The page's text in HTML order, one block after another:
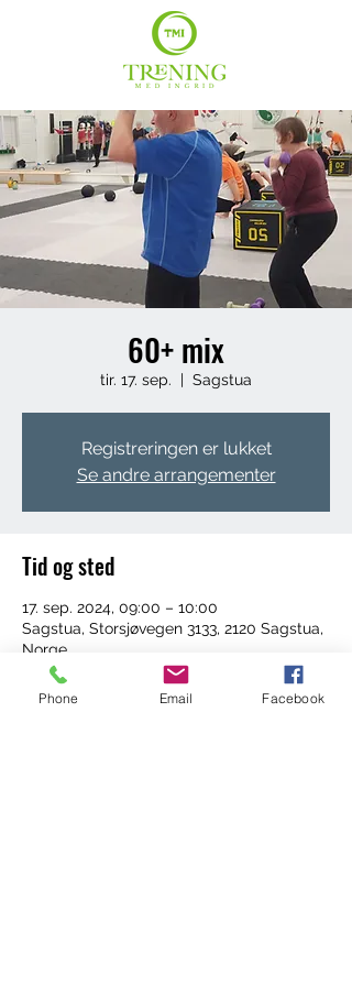
60+ mix
tir. 17. sep.
  |
Sagstua
Registreringen er lukket
Se andre arrangementer
Tid og sted
17. sep. 2024, 09:00 – 10:00
Sagstua, Storsjøvegen 3133, 2120 Sagstua,
Norge
Phone Email Facebook